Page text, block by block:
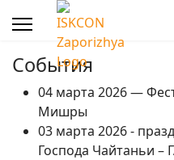
События
04 марта 2026 —
Мишры
03 марта 2026 -
Господа Чайтаньи